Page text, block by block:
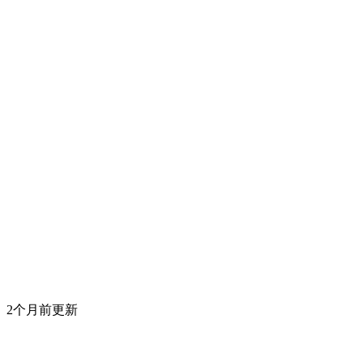
2个月前更新